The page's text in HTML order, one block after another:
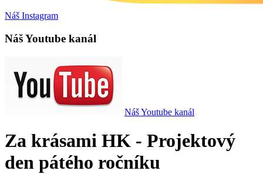
Náš Instagram
Náš Youtube kanál
Náš Youtube kanál
Za krásami HK - Projektový
den pátého ročníku